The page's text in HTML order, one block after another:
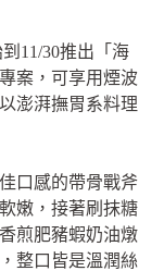
11/30推出「海
案，可享用煙波
澎湃撫胃系料理
口感的帶骨戰斧
嫩，接著刷抹糖
煎肥豬蝦奶油燉
整口皆是溫潤絲